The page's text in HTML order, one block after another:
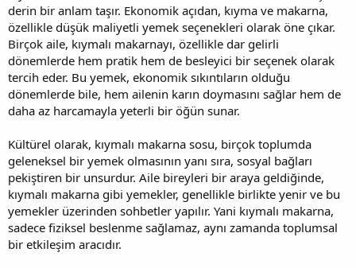
derin bir anlam taşır. Ekonomik açıdan, kıyma ve makarna,
özellikle düşük maliyetli yemek seçenekleri olarak öne çıkar.
Birçok aile, kıymalı makarnayı, özellikle dar gelirli
dönemlerde hem pratik hem de besleyici bir seçenek olarak
tercih eder. Bu yemek, ekonomik sıkıntıların olduğu
dönemlerde bile, hem ailenin karın doymasını sağlar hem de
daha az harcamayla yeterli bir öğün sunar.
Kültürel olarak, kıymalı makarna sosu, birçok toplumda
geleneksel bir yemek olmasının yanı sıra, sosyal bağları
pekiştiren bir unsurdur. Aile bireyleri bir araya geldiğinde,
kıymalı makarna gibi yemekler, genellikle birlikte yenir ve bu
yemekler üzerinden sohbetler yapılır. Yani kıymalı makarna,
sadece fiziksel beslenme sağlamaz, aynı zamanda toplumsal
bir etkileşim aracıdır.